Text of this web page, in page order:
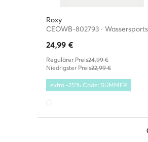
Roxy
24,99 €
Regulärer Preis24,99 €
Niedrigster Preis22,99 €
extra -25% Code: SUMMER